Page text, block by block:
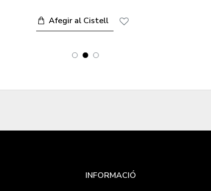
Afegir al Cistell
INFORMACIÓ